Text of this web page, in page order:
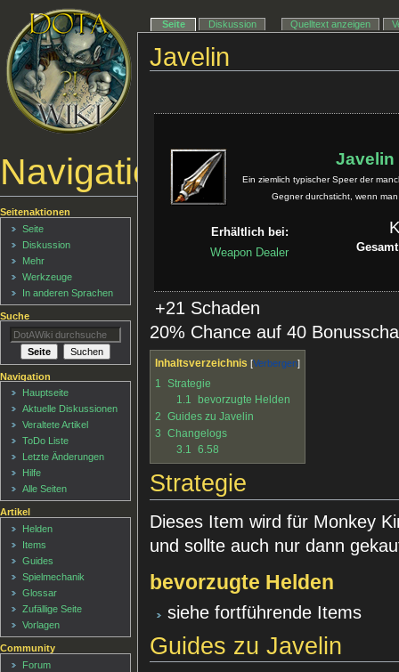
Javelin
Javelin
Ein ziemlich typischer Speer der
Gegner durchsticht, wenn
Erhältlich bei:
Weapon Dealer
Gesamt
­ +21 Schaden
20% Chance auf 40
Inhaltsverzeichnis
1
Strategie
1.1
bevorzugte Helden
2 Guides zu Javelin
3 Changelogs
3.1 6.58
Strategie
Dieses Item wird für Monkey
und sollte auch nur dann
bevorzugte Helden
siehe fortführende Items
Guides zu Javelin
Navigationsmenü
Seite Diskussion Quelltext anzeigen
Seitenaktionen
Seite
Diskussion
Mehr
Werkzeuge
In anderen Sprachen
Suche
Navigation
Hauptseite
Aktuelle Diskussionen
Veraltete Artikel
ToDo Liste
Letzte Änderungen
Hilfe
Alle Seiten
Artikel
Helden
Items
Guides
Spielmechanik
Glossar
Zufällige Seite
Vorlagen
Community
Forum